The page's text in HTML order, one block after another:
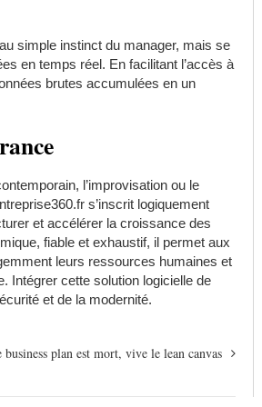
simple instinct du manager, mais se
en temps réel. En facilitant l’accès à
brutes accumulées en un
l’improvisation ou le
s’inscrit logiquement
et accélérer la croissance des
fiable et exhaustif, il permet aux
leurs ressources humaines et
Intégrer cette solution logicielle de
et de la modernité.
business plan est mort, vive le lean canvas